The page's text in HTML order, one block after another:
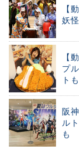
【
妖
【
プ
トも
阪
ル
も